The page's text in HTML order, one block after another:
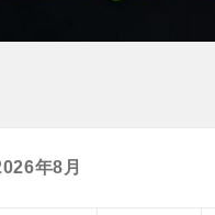
稿:
年8月